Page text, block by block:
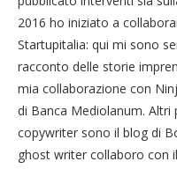
2016 ho iniziato a
Startupitalia: qui mi sono
racconto delle storie
mia collaborazione con
di Banca Mediolanum.
copywriter sono il blog di
ghost writer collaboro con